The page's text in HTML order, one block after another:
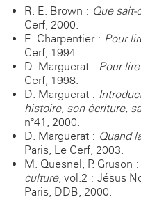
R. E. Brown : Que sait-
Cerf, 2000.
E. Charpentier : Pour
Cerf, 1994.
D. Marguerat : Pour
Cerf, 1998.
D. Marguerat :
histoire, son écriture,
n°41, 2000.
D. Marguerat : Quand
Paris, Le Cerf, 2003.
M. Quesnel, P. Gruson :
culture, vol.2 : Jésus-
Paris, DDB, 2000.